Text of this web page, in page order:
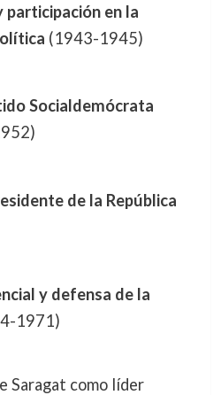
participación en la
(1943-1945)
Socialdemócrata
de la República
y defensa de la
1971)
Saragat como líder